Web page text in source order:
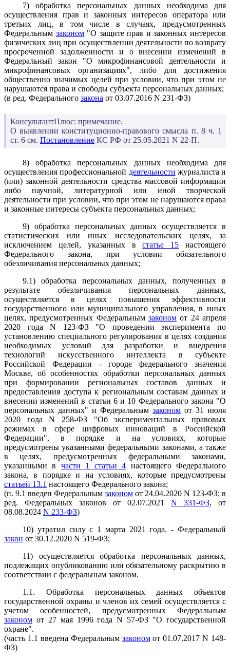
7) обработка персональных данных необходима для
осуществления прав и законных интересов оператора или
третьих лиц, в том числе в случаях, предусмотренных
Федеральным законом"О защите прав и законных интересов
физических лиц при осуществлении деятельности по возврату
просроченной задолженности и о внесении изменений в
Федеральный закон "О микрофинансовой деятельности и
микрофинансовых организациях", либо для достижения
общественно значимых целей при условии, что при этом не
нарушаются права и свободы субъекта персональных данных;
(в ред. Федерального закона от 03.07.2016 N 231-ФЗ)
КонсультантПлюс: примечание.
О выявлении конституционно-правового смысла п. 8 ч. 1
ст. 6 см. Постановление КС РФ от 25.05.2021 N 22-П.
8) обработка персональных данных необходима для
осуществления профессиональной деятельности журналиста и
(или) законной деятельности средства массовой информации
либо научной, литературной или иной творческой
деятельности при условии, что при этом не нарушаются права
и законные интересы субъекта персональных данных;
9) обработка персональных данных осуществляется в
статистических или иных исследовательских целях, за
исключением целей, указанных встатье 15 настоящего
Федерального закона, при условии обязательного
обезличивания персональных данных;
9.1) обработка персональных данных, полученных в
результате обезличивания персональных данных,
осуществляется в целях повышения эффективности
государственного или муниципального управления, в иных
целях, предусмотренных Федеральным законом от 24 апреля
2020 года N 123-ФЗ "О проведении эксперимента по
установлению специального регулирования в целях создания
необходимых условий для разработки и внедрения
технологий искусственного интеллекта в субъекте
Российской Федерации - городе федерального значения
Москве, об особенностях обработки персональных данных
при формировании региональных составов данных и
предоставления доступа к региональным составам данных и
внесении изменений в статьи 6 и 10 Федерального закона "О
персональных данных" и Федеральным законом от 31 июля
2020 года N 258-ФЗ "Об экспериментальных правовых
режимах в сфере цифровых инноваций в Российской
Федерации", в порядке и на условиях, которые
предусмотрены указанными федеральными законами, а также
в целях, предусмотренных федеральными законами,
указанными в части 1 статьи 4 настоящего Федерального
закона, в порядке и на условиях, которые предусмотрены
статьей 13.1 настоящего Федерального закона;
(п. 9.1 введен Федеральным законом от 24.04.2020 N 123-ФЗ; в
ред. Федеральных законов от 02.07.2021 N 331-ФЗ, от
08.08.2024 N 233-ФЗ)
10) утратил силу с 1 марта 2021 года. - Федеральный
закон от 30.12.2020 N 519-ФЗ;
11) осуществляется обработка персональных данных,
подлежащих опубликованию или обязательному раскрытию в
соответствии с федеральным законом.
1.1. Обработка персональных данных объектов
государственной охраны и членов их семей осуществляется с
учетом особенностей, предусмотренных Федеральным
законом от 27 мая 1996 года N 57-ФЗ "О государственной
охране".
(часть 1.1 введена Федеральным закономот 01.07.2017 N 148-
ФЗ)